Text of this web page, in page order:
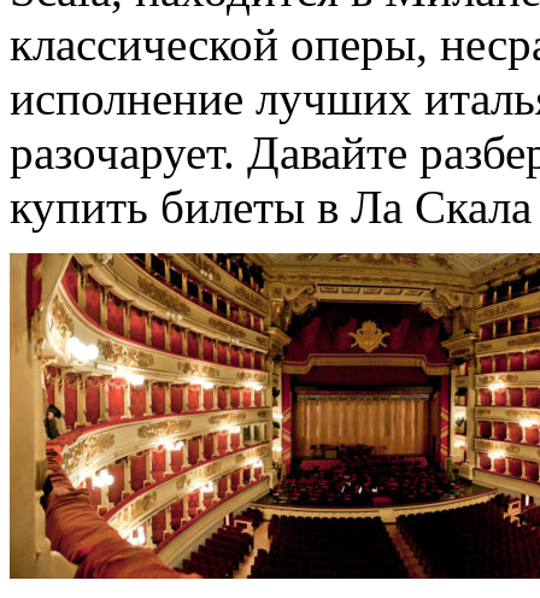
классической оперы,
исполнение лучших
разочарует. Давайте
купить билеты в Ла